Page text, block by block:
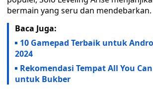
bermain yang seru dan mendebarkan.
Baca Juga:
10 Gamepad Terbaik untuk
2024
Rekomendasi Tempat All You
untuk Bukber